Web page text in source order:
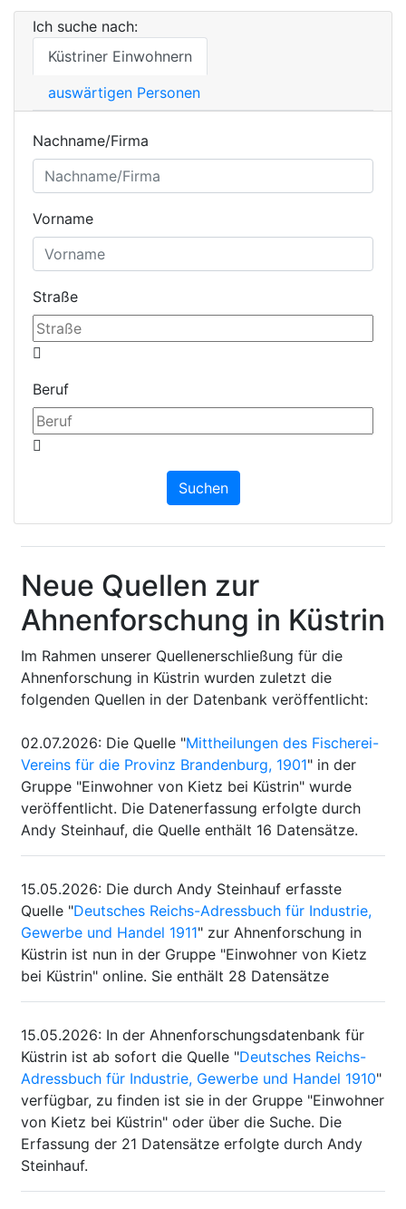
Ich suche nach:
Küstriner Einwohnern
auswärtigen Personen
Nachname/Firma
Vorname
Straße
Beruf
Neue Quellen zur
Ahnenforschung in Küstrin
Im Rahmen unserer Quellenerschließung für die
Ahnenforschung in Küstrin wurden zuletzt die
folgenden Quellen in der Datenbank veröffentlicht:
02.07.2026: Die Quelle "Mittheilungen des Fischerei-
Vereins für die Provinz Brandenburg, 1901" in der
Gruppe "Einwohner von Kietz bei Küstrin" wurde
veröffentlicht. Die Datenerfassung erfolgte durch
Andy Steinhauf, die Quelle enthält 16 Datensätze.
15.05.2026: Die durch Andy Steinhauf erfasste
Quelle "Deutsches Reichs-Adressbuch für Industrie,
Gewerbe und Handel 1911" zur Ahnenforschung in
Küstrin ist nun in der Gruppe "Einwohner von Kietz
bei Küstrin" online. Sie enthält 28 Datensätze
15.05.2026: In der Ahnenforschungsdatenbank für
Küstrin ist ab sofort die Quelle "Deutsches Reichs-
Adressbuch für Industrie, Gewerbe und Handel 1910"
verfügbar, zu finden ist sie in der Gruppe "Einwohner
von Kietz bei Küstrin" oder über die Suche. Die
Erfassung der 21 Datensätze erfolgte durch Andy
Steinhauf.